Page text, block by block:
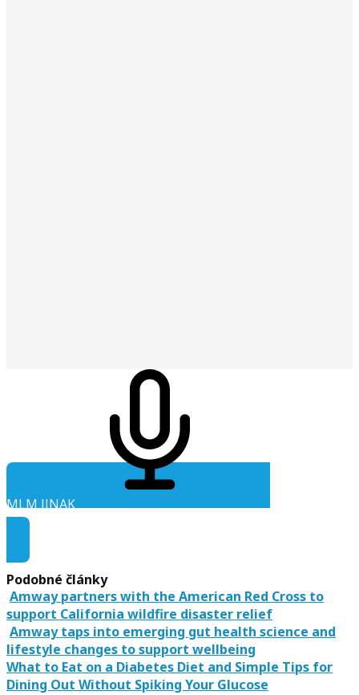
MLM JINAK
Audio ke stažení
Podobné články
Amway partners with the American Red Cross to
support California wildfire disaster relief
Amway taps into emerging gut health science and
lifestyle changes to support wellbeing
What to Eat on a Diabetes Diet and Simple Tips for
Dining Out Without Spiking Your Glucose